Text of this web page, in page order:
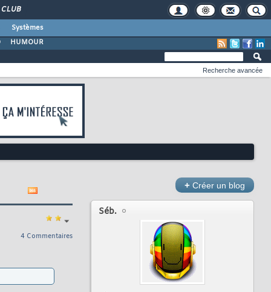
CLUB
Systèmes
HUMOUR
Recherche avancée
4 Commentaires
+ Créer un blog
Séb.